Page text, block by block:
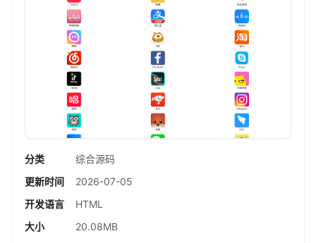
分类
综合源码
更新时间
2026-07-05
开发语言
HTML
大小
20.08MB